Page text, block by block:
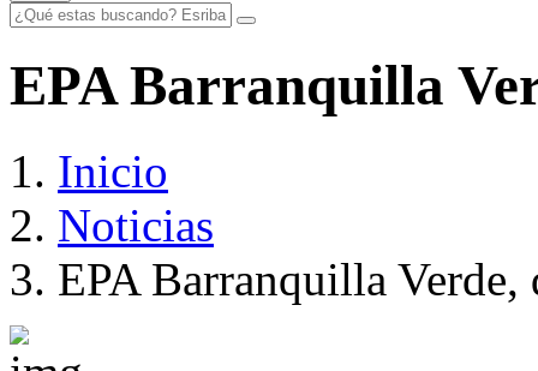
EPA Barranquilla
Inicio
Noticias
EPA Barranquilla Verde,